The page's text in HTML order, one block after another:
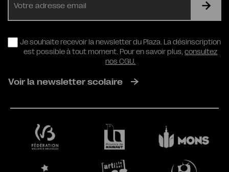
RGPD
Je souhaite recevoir la newsletter du Plaza. La désinscription
est possible à tout moment. Pour en savoir plus,consultez
nos CGU.
Voir la newsletter scolaire